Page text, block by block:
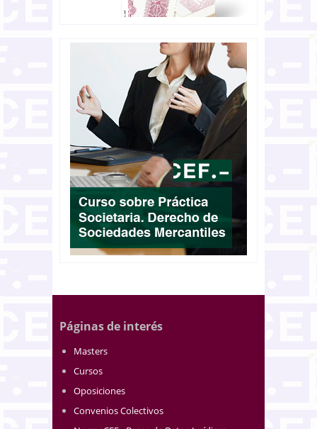
Páginas de interés
Masters
Cursos
Oposiciones
Convenios Colectivos